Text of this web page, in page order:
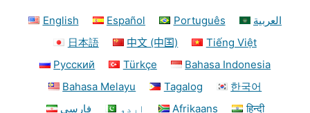
English Español Português
العربية
日本語
中文 (中国)
Tiếng Việt
Русский
Türkçe
Bahasa Indonesia
Bahasa Melayu
Tagalog
한국어
فارسی
اردو Afrikaans हिन्दी